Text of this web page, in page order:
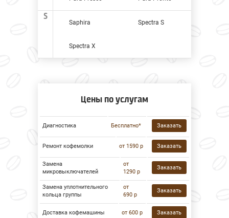
S
Saphira Spectra S
Spectra X
Цены по услугам
Диагностика Бесплатно* Заказать
Ремонт кофемолки от 1590 р Заказать
Замена
микровыключателей
от
1290 р
Заказать
Замена уплотнительного
кольца группы
от
690 р
Заказать
Доставка кофемашины от 600 р Заказать